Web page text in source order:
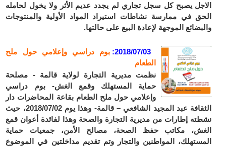
الاجل يصبح كل سجل تجاري لم يجدد عديم الأثر ولا يخول لحامله
الحق في ممارسة نشاطات استيراد المواد الأولية والمنتوجات
والبضائع الموجهة لإعادة البيع على حالتها.
2018/07/03
: بوم دراسي وإعلامي حول ملح
الطعام
نظمت مديرية التجارة لولاية قالمة - مصلحة
حماية المستهلك وقمع الغش- بوم دراسي
وإعلامي حول ملح الطعام بقاعة المحاضرات دار
الثقافة عبد المجيد الشافعي – قالمة- وهذا يوم 2018/07/02، حيث
نشطته إطارات من مديرية التجارة والصحة وهذا لفائدة أعوان قمع
الغش، مكاتب حفظ الصحة، مصالح الأمن، جمعيات حماية
المستهلك، المواطنين والتجار وتم تقديم مداخلتين في الموضوع